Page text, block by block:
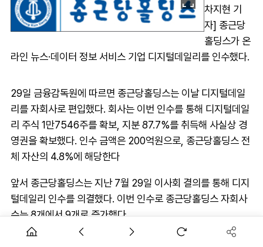
차지현 기
자] 종근당
홀딩스가 온
라인 뉴스·데이터 정보 서비스 기업 디지털데일리를 인수했다.
29일 금융감독원에 따르면 종근당홀딩스는 이날 디지털데일
리를 자회사로 편입했다. 회사는 이번 인수를 통해 디지털데일
리 주식 1만7546주를 확보, 지분 87.7%를 취득해 사실상 경
영권을 확보했다. 인수 금액은 200억원으로, 종근당홀딩스 전
체 자산의 4.8%에 해당한다
앞서 종근당홀딩스는 지난 7월 29일 이사회 결의를 통해 디지
털데일리 인수를 의결했다. 이번 인수로 종근당홀딩스 자회사
수는 8개에서 9개로 증가했다.